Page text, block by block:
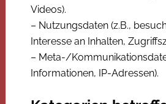
Videos).
– Nutzungsdaten (z.B.,
Interesse an Inhalten,
– Meta-/
Informationen, IP-Adressen).